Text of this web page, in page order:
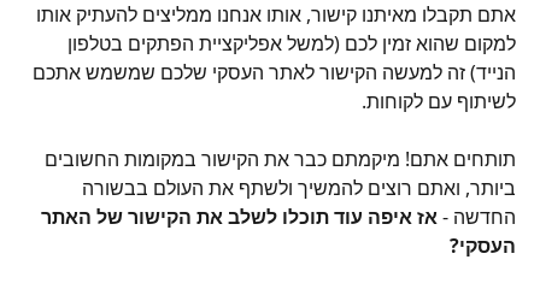
אתם תקבלו מאיתנו קישור, אותו אנחנו ממליצים להעתיק אותו
למקום שהוא זמין לכם (למשל אפליקציית הפתקים בטלפון
הנייד) זה למעשה הקישור לאתר העסקי שלכם שמשמש אתכם
לשיתוף עם לקוחות.
תותחים אתם! מיקמתם כבר את הקישור במקומות החשובים
ביותר, ואתם רוצים להמשיך ולשתף את העולם בבשורה
החדשה - אז איפה עוד תוכלו לשלב את הקישור של האתר
העסקי?